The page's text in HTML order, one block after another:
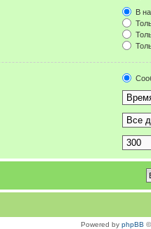
В
Powered by phpBB